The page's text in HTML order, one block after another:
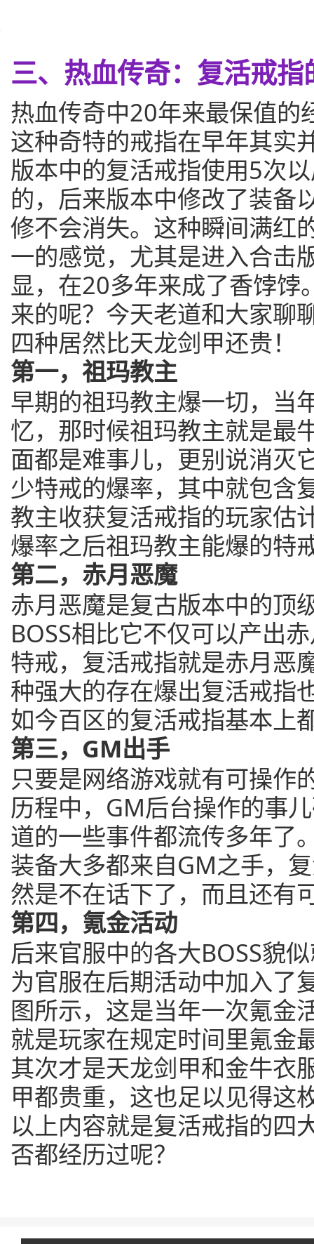
三、热血传奇：复活戒指
热血传奇中20年来最保值的
这种奇特的戒指在早年其实
版本中的复活戒指使用5次
的，后来版本中修改了装备
修不会消失。这种瞬间满红
一的感觉，尤其是进入合击
显，在20多年来成了香饽饽
来的呢？今天老道和大家聊
四种居然比天龙剑甲还贵！
第一，祖玛教主
早期的祖玛教主爆一切，当
忆，那时候祖玛教主就是最
面都是难事儿，更别说消灭
少特戒的爆率，其中就包含
教主收获复活戒指的玩家估
爆率之后祖玛教主能爆的特
第二，赤月恶魔
赤月恶魔是复古版本中的顶
BOSS相比它不仅可以产出
特戒，复活戒指就是赤月恶
种强大的存在爆出复活戒指
如今百区的复活戒指基本上
第三，GM出手
只要是网络游戏就有可操作
历程中，GM后台操作的事
道的一些事件都流传多年了
装备大多都来自GM之手，
然是不在话下了，而且还有
第四，氪金活动
后来官服中的各大BOSS貌
为官服在后期活动中加入了
图所示，这是当年一次氪金
就是玩家在规定时间里氪金
其次才是天龙剑甲和金牛衣
甲都贵重，这也足以见得这
以上内容就是复活戒指的四
否都经历过呢？